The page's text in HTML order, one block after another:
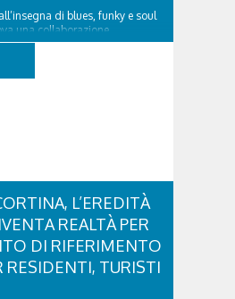
di blues, funky e soul
una collaborazione
il Dolomiti Blues&Soul
9 agosto alle 18.00 in piazza
L’EREDITÀ
REALTÀ PER
DI RIFERIMENTO
RESIDENTI, TURISTI